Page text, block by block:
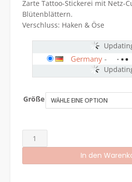
Zarte Tattoo-Stickerei mit Netz-
Blütenblättern.
Verschluss: Haken & Öse
Germany -
Größe
Curvy
Kate
Heart
In den